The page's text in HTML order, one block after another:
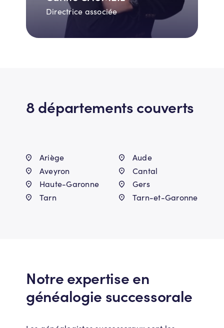
Directrice associée
8 départements couverts
Ariège
Aude
Aveyron
Cantal
Haute-Garonne
Gers
Tarn
Tarn-et-Garonne
Notre expertise en
généalogie successorale